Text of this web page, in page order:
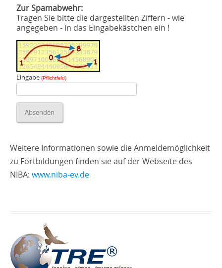
Zur Spamabwehr:
Tragen Sie bitte die dargestellten Ziffern - wie
angegeben - in das Eingabekästchen ein !
Eingabe (Pflichtfeld)
Weitere Informationen sowie die Anmeldemöglichkeit
zu Fortbildungen finden sie auf der Webseite des
NIBA: www.niba‑ev.de